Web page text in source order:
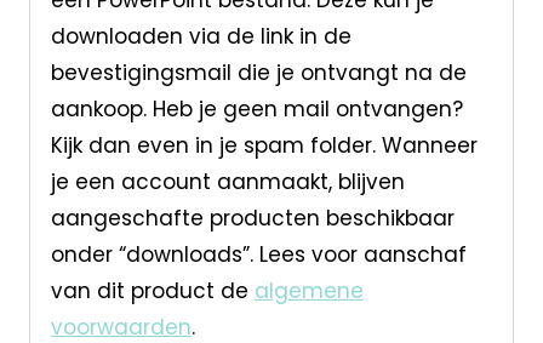
downloaden via de link in de
bevestigingsmail die je ontvangt na de
aankoop. Heb je geen mail ontvangen?
Kijk dan even in je spam folder. Wanneer
je een account aanmaakt, blijven
aangeschafte producten beschikbaar
onder “downloads”. Lees voor aanschaf
van dit product de algemene
voorwaarden.